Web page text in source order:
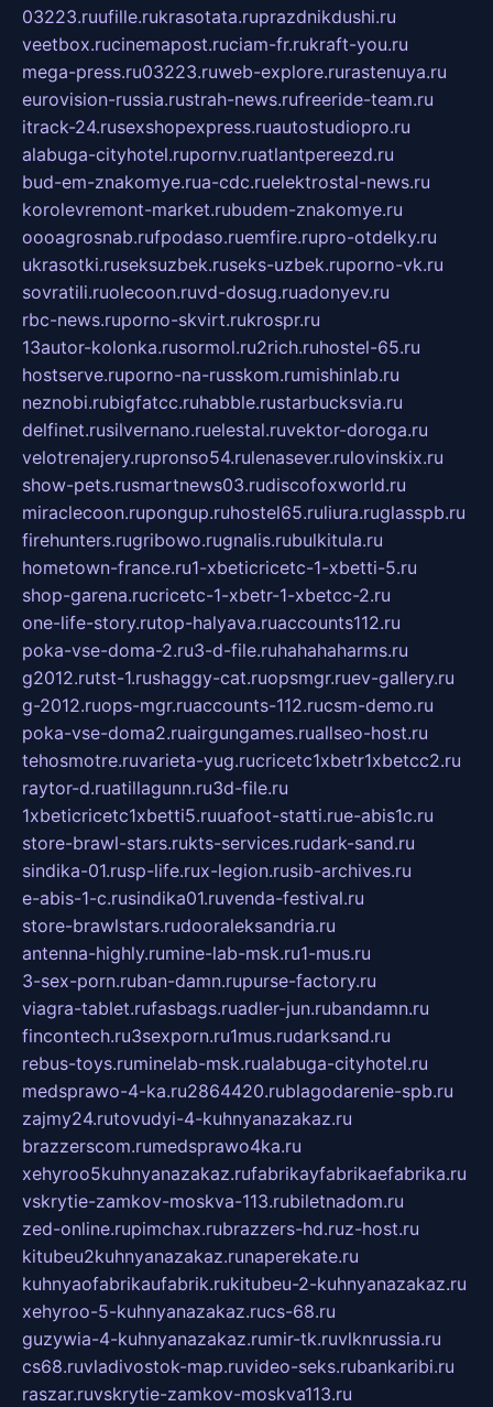
03223.ruufille.rukrasotata.ruprazdnikdushi.ru
veetbox.rucinemapost.ruciam-fr.rukraft-you.ru
mega-press.ru03223.ruweb-explore.rurastenuya.ru
eurovision-russia.rustrah-news.rufreeride-team.ru
itrack-24.rusexshopexpress.ruautostudiopro.ru
alabuga-cityhotel.rupornv.ruatlantpereezd.ru
bud-em-znakomye.rua-cdc.ruelektrostal-news.ru
korolevremont-market.rubudem-znakomye.ru
oooagrosnab.rufpodaso.ruemfire.rupro-otdelky.ru
ukrasotki.ruseksuzbek.ruseks-uzbek.ruporno-vk.ru
sovratili.ruolecoon.ruvd-dosug.ruadonyev.ru
rbc-news.ruporno-skvirt.rukrospr.ru
13autor-kolonka.rusormol.ru2rich.ruhostel-65.ru
hostserve.ruporno-na-russkom.rumishinlab.ru
neznobi.rubigfatcc.ruhabble.rustarbucksvia.ru
delfinet.rusilvernano.ruelestal.ruvektor-doroga.ru
velotrenajery.rupronso54.rulenasever.rulovinskix.ru
show-pets.rusmartnews03.rudiscofoxworld.ru
miraclecoon.rupongup.ruhostel65.ruliura.ruglasspb.ru
firehunters.rugribowo.rugnalis.rubulkitula.ru
hometown-france.ru1-xbeticricetc-1-xbetti-5.ru
shop-garena.rucricetc-1-xbetr-1-xbetcc-2.ru
one-life-story.rutop-halyava.ruaccounts112.ru
poka-vse-doma-2.ru3-d-file.ruhahahaharms.ru
g2012.rutst-1.rushaggy-cat.ruopsmgr.ruev-gallery.ru
g-2012.ruops-mgr.ruaccounts-112.rucsm-demo.ru
poka-vse-doma2.ruairgungames.ruallseo-host.ru
tehosmotre.ruvarieta-yug.rucricetc1xbetr1xbetcc2.ru
raytor-d.ruatillagunn.ru3d-file.ru
1xbeticricetc1xbetti5.ruuafoot-statti.rue-abis1c.ru
store-brawl-stars.rukts-services.rudark-sand.ru
sindika-01.rusp-life.rux-legion.rusib-archives.ru
e-abis-1-c.rusindika01.ruvenda-festival.ru
store-brawlstars.rudooraleksandria.ru
antenna-highly.rumine-lab-msk.ru1-mus.ru
3-sex-porn.ruban-damn.rupurse-factory.ru
viagra-tablet.rufasbags.ruadler-jun.rubandamn.ru
fincontech.ru3sexporn.ru1mus.rudarksand.ru
rebus-toys.ruminelab-msk.rualabuga-cityhotel.ru
medsprawo-4-ka.ru2864420.rublagodarenie-spb.ru
zajmy24.rutovudyi-4-kuhnyanazakaz.ru
brazzerscom.rumedsprawo4ka.ru
xehyroo5kuhnyanazakaz.rufabrikayfabrikaefabrika.ru
vskrytie-zamkov-moskva-113.rubiletnadom.ru
zed-online.rupimchax.rubrazzers-hd.ruz-host.ru
kitubeu2kuhnyanazakaz.runaperekate.ru
kuhnyaofabrikaufabrik.rukitubeu-2-kuhnyanazakaz.ru
xehyroo-5-kuhnyanazakaz.rucs-68.ru
guzywia-4-kuhnyanazakaz.rumir-tk.ruvlknrussia.ru
cs68.ruvladivostok-map.ruvideo-seks.rubankaribi.ru
raszar.ruvskrytie-zamkov-moskva113.ru